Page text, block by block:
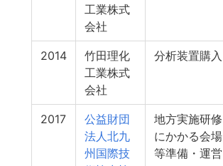
工業株式
会社
2014
竹田理化
工業株式
会社
分析装置購入
2017
公益財団
法人北九
州国際技
地方実施研修
にかかる会場
等準備・運営